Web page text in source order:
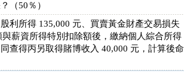
（50％）
利所得 135,000 元、買賣黃金財產交易損失
薪資所得特別扣除額後，繳納個人綜合所得
查得丙另取得賭博收入 40,000 元，計算後命